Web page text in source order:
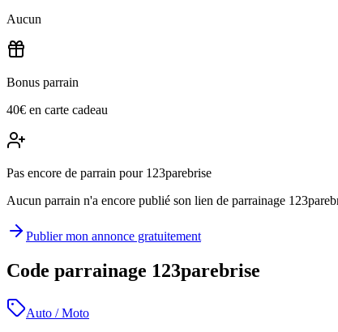
Aucun
Bonus parrain
40€ en carte cadeau
Pas encore de parrain pour 123parebrise
Aucun parrain n'a encore publié son lien de parrainage
Publier mon annonce gratuitement
Code parrainage 123parebrise
Auto / Moto